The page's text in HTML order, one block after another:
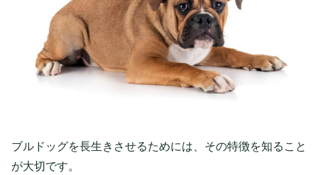
ブルドッグを長生きさせるためには、その特徴を知ること
が大切です。